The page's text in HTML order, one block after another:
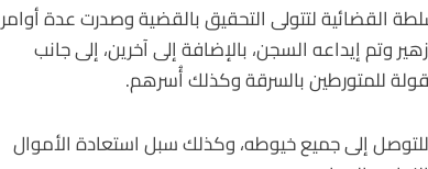
القضائية لتتولى التحقيق بالقضية وصدرت عدة أوامر
وتم إيداعه السجن، بالإضافة إلى آخرين، إلى جانب
للمتورطين بالسرقة وكذلك أُسرهم.
إلى جميع خيوطه، وكذلك سبل استعادة الأموال